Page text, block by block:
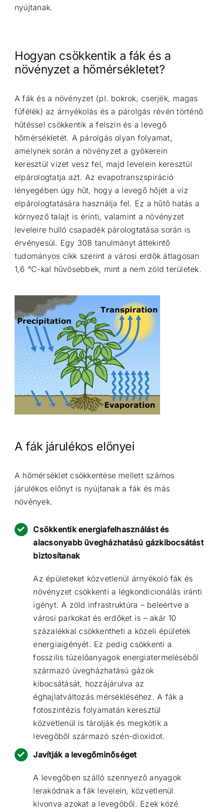
nyújtanak.
Hogyan csökkentik a fák és a
növényzet a hőmérsékletet?
A fák és a növényzet (pl. bokrok, cserjék, magas
fűfélék) az árnyékolás és a párolgás révén történő
hűtéssel csökkentik a felszín és a levegő
hőmérsékletét. A párolgás olyan folyamat,
amelynek során a növényzet a gyökerein
keresztül vizet vesz fel, majd levelein keresztül
elpárologtatja azt. Az evapotranszspiráció
lényegében úgy hűt, hogy a levegő hőjét a víz
elpárologtatására használja fel. Ez a hűtő hatás a
környező talajt is érinti, valamint a növényzet
leveleire hulló csapadék párologtatása során is
érvényesül. Egy 308 tanulmányt áttekintő
tudományos cikk szerint a városi erdők átlagosan
1,6 °C-kal hűvösebbek, mint a nem zöld területek.
A fák járulékos előnyei
A hőmérséklet csökkentése mellett számos
járulékos előnyt is nyújtanak a fák és más
növények.
Csökkentik energiafelhasználást és
alacsonyabb üvegházhatású gázkibocsátást
biztosítanak
Az épületeket közvetlenül árnyékoló fák és
növényzet csökkenti a légkondicionálás iránti
igényt. A zöld infrastruktúra – beleértve a
városi parkokat és erdőket is – akár 10
százalékkal csökkentheti a közeli épületek
energiaigényét. Ez pedig csökkenti a
fosszilis tüzelőanyagok energiatermeléséből
származó üvegházhatású gázok
kibocsátását, hozzájárulva az
éghajlatváltozás mérsékléséhez. A fák a
fotoszintézis folyamatán keresztül
közvetlenül is tárolják és megkötik a
levegőből származó szén-dioxidot.
Javítják a levegőminőséget
A levegőben szálló szennyező anyagok
lerakódnak a fák levelein, közvetlenül
kivonva azokat a levegőből. Ezek közé